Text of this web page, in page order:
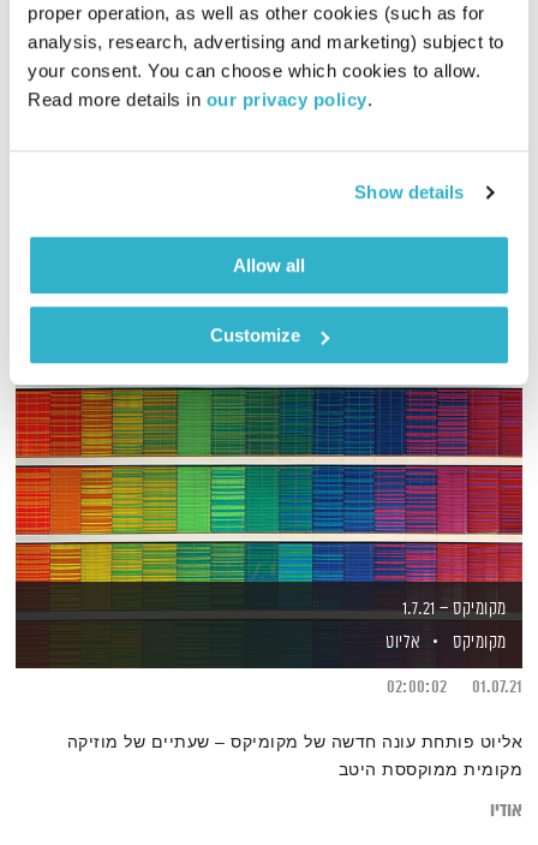
proper operation, as well as other cookies (such as for
analysis, research, advertising and marketing) subject to
your consent. You can choose which cookies to allow.
Read more details in our privacy policy.
Show details
Allow all
Customize
הגוטליבים מתעוררים בזמן
אורי גוטליבויריב גוטליב
20.06.16
00:56:38
אודיו
מקומיקס – 1.7.21
מקומיקס
אליוט
01.07.21
02:00:02
אליוט פותחת עונה חדשה של מקומיקס – שעתיים של מוזיקה
מקומית ממוקססת היטב
אודיו